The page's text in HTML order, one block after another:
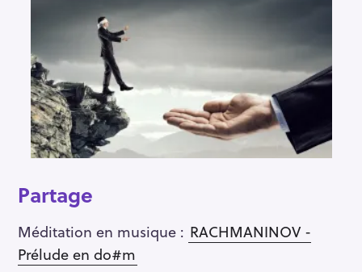
Partage
Méditation en musique : RACHMANINOV -
Prélude en do#m